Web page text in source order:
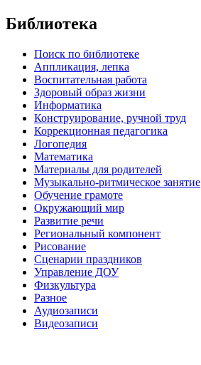
Библиотека
Поиск по библиотеке
Аппликация, лепка
Воспитательная работа
Здоровый образ жизни
Информатика
Конструирование, ручной труд
Коррекционная педагогика
Логопедия
Математика
Материалы для родителей
Музыкально-ритмическое занятие
Обучение грамоте
Окружающий мир
Развитие речи
Региональный компонент
Рисование
Сценарии праздников
Управление ДОУ
Физкультура
Разное
Аудиозаписи
Видеозаписи